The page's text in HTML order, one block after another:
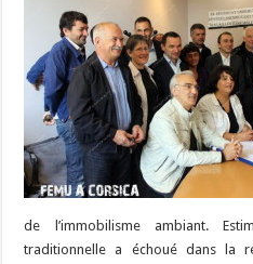
k
de l’immobilisme ambiant.
traditionnelle a échoué dans la